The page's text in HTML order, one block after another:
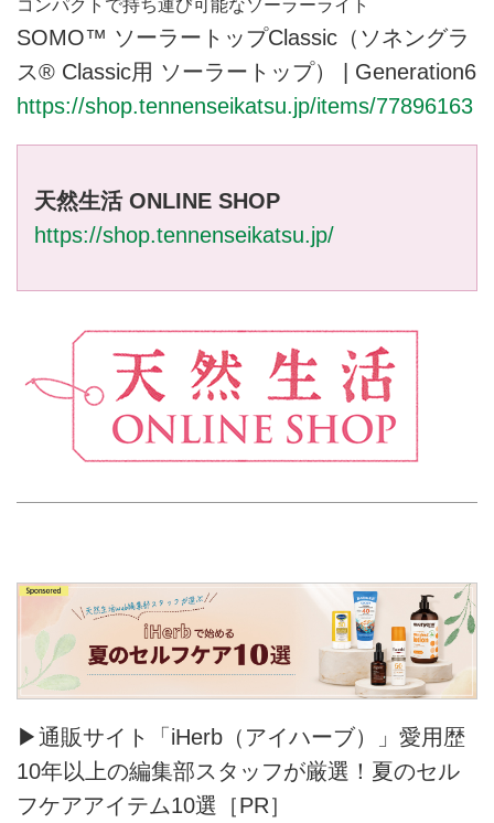
コンパクトで持ち運び可能なソーラーライト
SOMO™️ ソーラートップClassic（ソネングラ
ス® Classic用 ソーラートップ） | Generation6
https://shop.tennenseikatsu.jp/items/77896163
天然生活 ONLINE SHOP
https://shop.tennenseikatsu.jp/
▶通販サイト「iHerb（アイハーブ）」愛用歴
10年以上の編集部スタッフが厳選！夏のセル
フケアアイテム10選［PR］